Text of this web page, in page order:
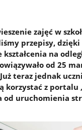
zajęć w
przepisy,
na
od 25
teraz jednak
korzystać z portalu
od uruchomienia